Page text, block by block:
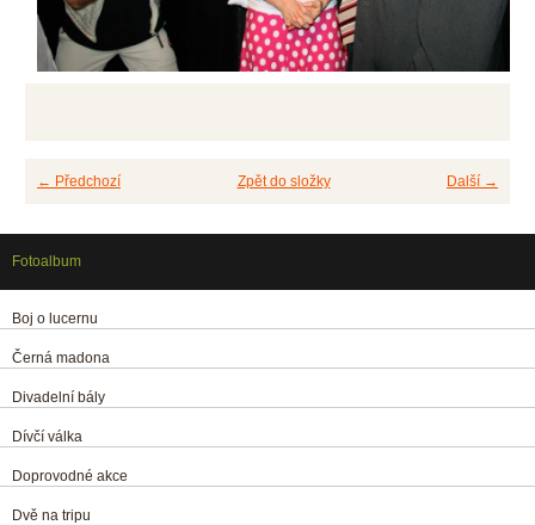
← Předchozí Další →
Zpět do složky
Fotoalbum
Boj o lucernu
Černá madona
Divadelní bály
Dívčí válka
Doprovodné akce
Dvě na tripu